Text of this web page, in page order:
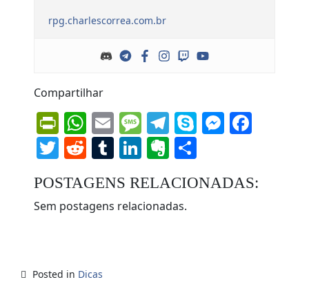
rpg.charlescorrea.com.br
Compartilhar
PrintFriendly
WhatsApp
EmailMessage
Telegram
Skype
Twitter
Reddit
Tumblr
LinkedIn
Evernote
POSTAGENS RELACIONADAS:
Sem postagens relacionadas.
Posted in Dicas